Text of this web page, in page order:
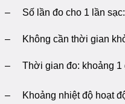
– Số lần đo cho 1 lần sạc:
– Không cần thời gian
– Thời gian đo: khoảng 1
– Khoảng nhiệt độ hoạt